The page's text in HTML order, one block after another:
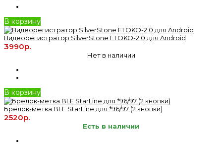
В корзину
Видеорегистратор SilverStone F1 OKO-2.0 для Android
3990р.
Нет в наличии
В корзину
Брелок-метка BLE StarLine для *96/97 (2 кнопки)
2520р.
Есть в наличии